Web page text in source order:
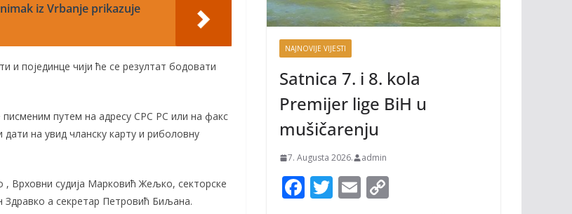
iz Vrbanje prikazuje
и појединце чији ће се резултат бодовати
писменим путем на адресу СРС РС или на факс
на увид чланску карту и риболовну
Врховни судија Марковић Жељко, секторске
а секретар Петровић Биљана.
NAJNOVIJE VIJESTI
Satnica 7. i 8. kola
Premijer lige BiH u
mušičarenju
7. Augusta 2026. admin
F T E